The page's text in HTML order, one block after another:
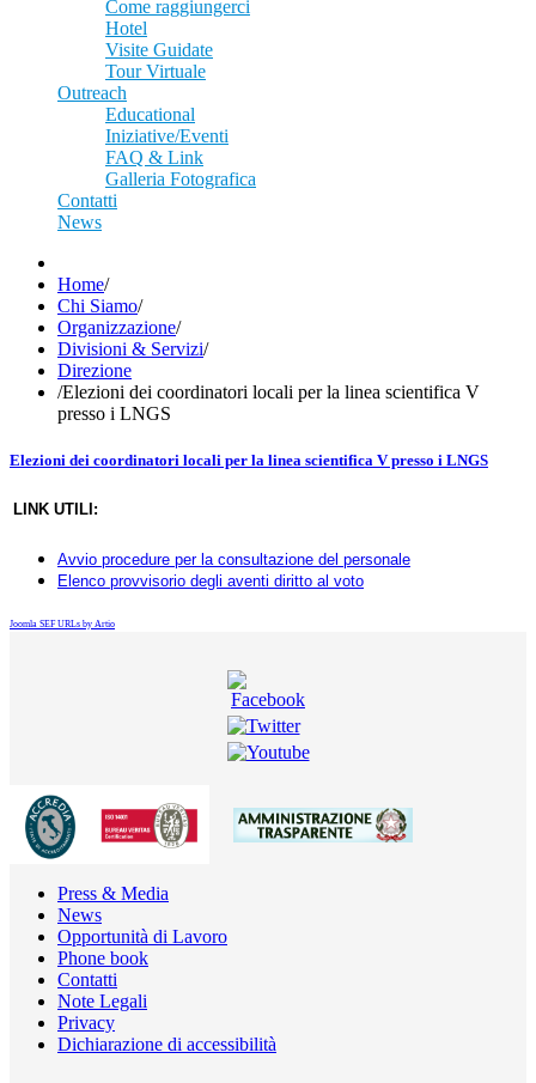
Come raggiungerci
Hotel
Visite Guidate
Tour Virtuale
Outreach
Educational
Iniziative/Eventi
FAQ & Link
Galleria Fotografica
Contatti
News
Home/
Chi Siamo/
Organizzazione/
Divisioni & Servizi/
Direzione
/Elezioni dei coordinatori locali per la linea scientifica V
presso i LNGS
Elezioni dei coordinatori locali per la linea scientifica V presso i LNGS
LINK UTILI:
Avvio procedure per la consultazione del personale
Elenco provvisorio degli aventi diritto al voto
Joomla SEF URLs by Artio
Press & Media
News
Opportunità di Lavoro
Phone book
Contatti
Note Legali
Privacy
Dichiarazione di accessibilità